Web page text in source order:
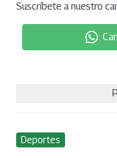
Suscríbete a nuestro
Deportes